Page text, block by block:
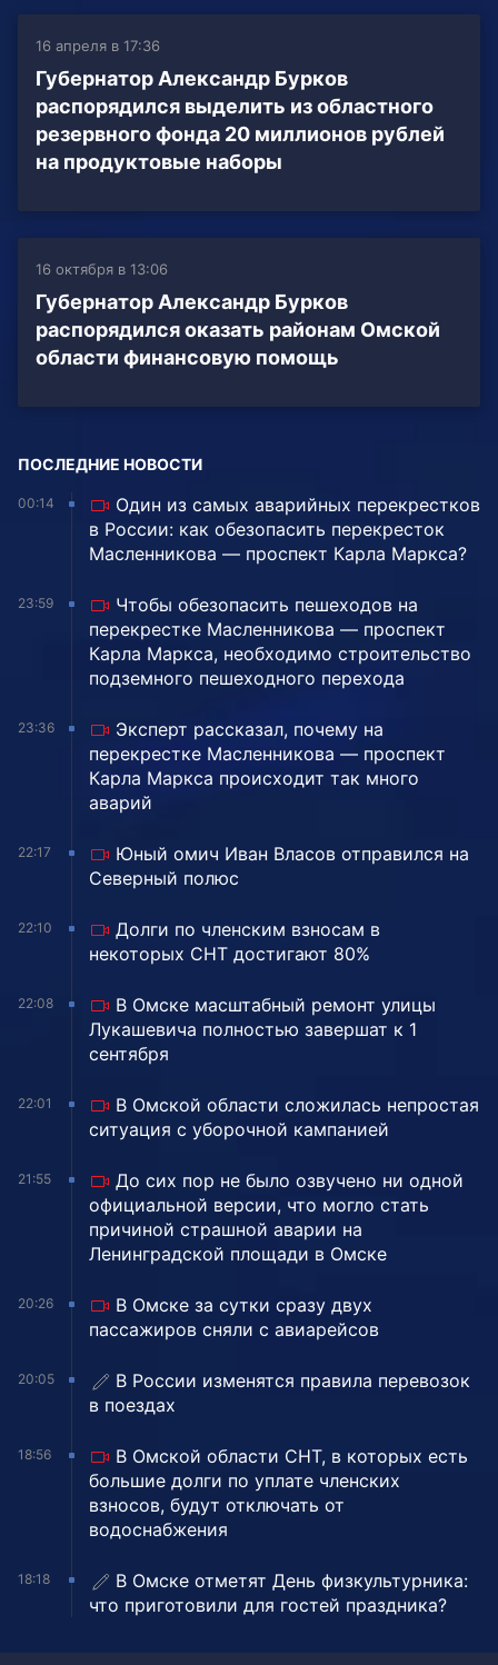
16 апреля в 17:36
Губернатор Александр Бурков
распорядился выделить из областного
резервного фонда 20 миллионов рублей
на продуктовые наборы
16 октября в 13:06
Губернатор Александр Бурков
распорядился оказать районам Омской
области финансовую помощь
ПОСЛЕДНИЕ НОВОСТИ
00:14
Один из самых аварийных перекрестков
в России: как обезопасить перекресток
Масленникова — проспект Карла Маркса?
23:59
Чтобы обезопасить пешеходов на
перекрестке Масленникова — проспект
Карла Маркса, необходимо строительство
подземного пешеходного перехода
23:36
Эксперт рассказал, почему на
перекрестке Масленникова — проспект
Карла Маркса происходит так много
аварий
22:17
Юный омич Иван Власов отправился на
Северный полюс
22:10
Долги по членским взносам в
некоторых СНТ достигают 80%
22:08
В Омске масштабный ремонт улицы
Лукашевича полностью завершат к 1
сентября
22:01
В Омской области сложилась непростая
ситуация с уборочной кампанией
21:55
До сих пор не было озвучено ни одной
официальной версии, что могло стать
причиной страшной аварии на
Ленинградской площади в Омске
20:26
В Омске за сутки сразу двух
пассажиров сняли с авиарейсов
20:05
В России изменятся правила перевозок
в поездах
18:56
В Омской области СНТ, в которых есть
большие долги по уплате членских
взносов, будут отключать от
водоснабжения
18:18
В Омске отметят День физкультурника:
что приготовили для гостей праздника?